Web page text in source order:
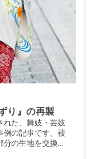
り』の再製
れた、舞妓・芸妓
例の記事です。褄
分の生地を交換
描き足す補修の